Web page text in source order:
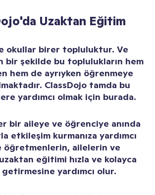
Uzaktan Eğitim
okullar birer topluluktur. Ve
şekilde bu toplulukların hem
hem de ayrıyken öğrenmeye
ClassDojo tamda bu
yardımcı olmak için burada.
bir aileye ve öğrenciye anında
etkileşim kurmanıza yardımcı
öğretmenlerin, ailelerin ve
eğitimi hızla ve kolayca
yardımcı olur.